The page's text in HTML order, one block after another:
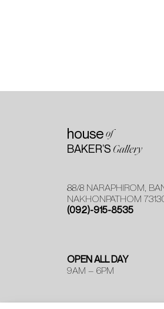
house of
BAKER’S Gallery
88/8 NARAPHIROM,
NAKHONPATHOM
(092)-915-8535
OPEN ALL DAY
9AM – 6PM